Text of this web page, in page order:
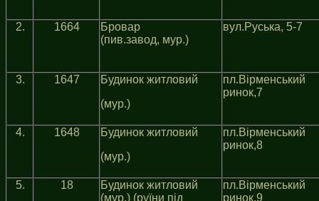
2. 1664
Бровар
(пив.завод, мур.)
вул.Руська, 5-7
3. 1647
Будинок житловий
(мур.)
пл.Вiрменський
ринок,7
4. 1648
Будинок житловий
(мур.)
пл.Вiрменський
ринок,8
5. 18
Будинок житловий
(мур.) (руїни під
пл.Вiрменський
ринок,9